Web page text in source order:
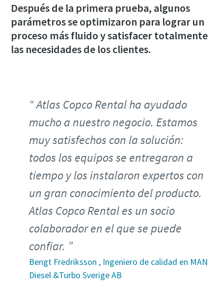
Después de la primera prueba, algunos
parámetros se optimizaron para lograr un
proceso más fluido y satisfacer totalmente
las necesidades de los clientes.
Atlas Copco Rental ha ayudado
mucho a nuestro negocio. Estamos
muy satisfechos con la solución:
todos los equipos se entregaron a
tiempo y los instalaron expertos con
un gran conocimiento del producto.
Atlas Copco Rental es un socio
colaborador en el que se puede
confiar.
Bengt Fredriksson , Ingeniero de calidad en MAN
Diesel &Turbo Sverige AB